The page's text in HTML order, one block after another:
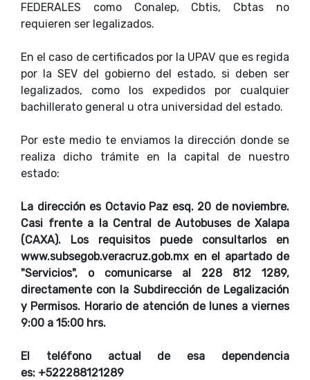
FEDERALES como Conalep, Cbtis, Cbtas no
requieren ser legalizados.
En el caso de certificados por la UPAV que es regida
por la SEV del gobierno del estado, si deben ser
legalizados, como los expedidos por cualquier
bachillerato general u otra universidad del estado.
Por este medio te enviamos la dirección donde se
realiza dicho trámite en la capital de nuestro
estado:
La dirección es Octavio Paz esq. 20 de noviembre.
Casi frente a la Central de Autobuses de Xalapa
(CAXA). Los requisitos puede consultarlos en
www.subsegob.veracruz.gob.mx en el apartado de
"Servicios", o comunicarse al 228 812 1289,
directamente con la Subdirección de Legalización
y Permisos. Horario de atención de lunes a viernes
9:00 a 15:00 hrs.
El teléfono actual de esa dependencia
es: +522288121289